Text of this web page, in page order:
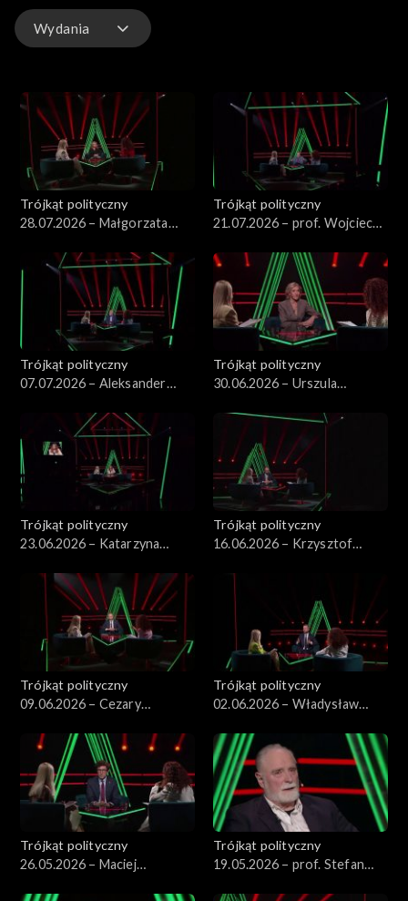
Wydania
Trójkąt polityczny
28.07.2026 – Małgorzata
Trójkąt polityczny
21.07.2026 – prof. Wojciech
Trójkąt polityczny
07.07.2026 – Aleksander
Trójkąt polityczny
30.06.2026 – Urszula
Trójkąt polityczny
23.06.2026 – Katarzyna
Trójkąt polityczny
16.06.2026 – Krzysztof
Trójkąt polityczny
09.06.2026 – Cezary
Trójkąt polityczny
02.06.2026 – Władysław
Trójkąt polityczny
26.05.2026 – Maciej
Trójkąt polityczny
19.05.2026 – prof. Stefan